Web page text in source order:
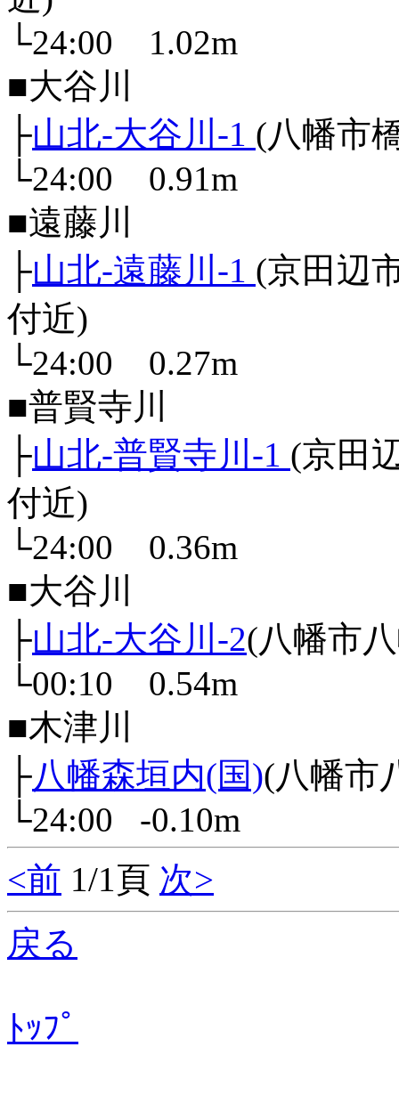
└24:00 1.02m
■大谷川
├山北-大谷川-1 (八幡市
└24:00 0.91m
■遠藤川
├山北-遠藤川-1 (京田辺
付近)
└24:00 0.27m
■普賢寺川
├山北-普賢寺川-1 (京田
付近)
└24:00 0.36m
■大谷川
├山北-大谷川-2(八幡市
└00:10 0.54m
■木津川
├八幡森垣内(国)(八幡市
└24:00 -0.10m
<前 1/1頁 次>
戻る
ﾄｯﾌﾟ